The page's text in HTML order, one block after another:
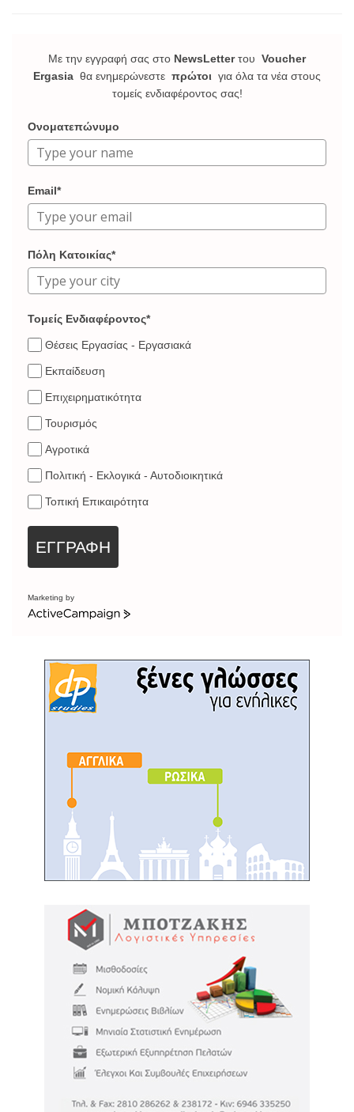
Με την εγγραφή σας στο NewsLetterτου Voucher
Ergasia θα ενημερώνεστε πρώτοι για όλα τα νέα στους
τομείς ενδιαφέροντος σας!
Ονοματεπώνυμο
Email*
Πόλη Κατοικίας*
Τομείς Ενδιαφέροντος*
Θέσεις Εργασίας - Εργασιακά
Εκπαίδευση
Επιχειρηματικότητα
Τουρισμός
Αγροτικά
Πολιτική - Εκλογικά - Αυτοδιοικητικά
Τοπική Επικαιρότητα
ΕΓΓΡΑΦΗ
Marketing by